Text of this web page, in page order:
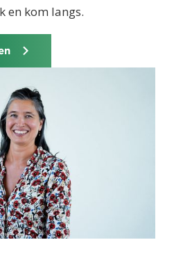
en kom langs.